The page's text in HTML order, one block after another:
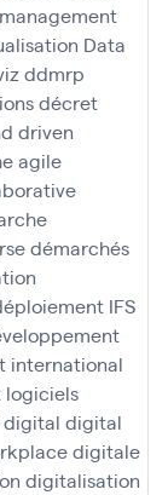
Data
ddmrp
décret
driven
agile
démarchés
IFS
international
logiciels
digital digital
digitale
digitalisation